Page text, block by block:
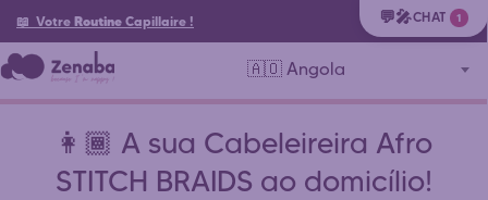
📖 Votre Routine Capillaire !
🇦🇴 Angola
👩🏾 A sua Cabeleireira Afro
STITCH BRAIDS ao domicílio!
💬🎤CHAT 1